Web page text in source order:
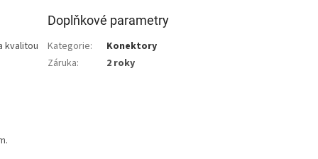
kvalitou
Doplňkové parametry
Kategorie:
Konektory
Záruka: 2 roky